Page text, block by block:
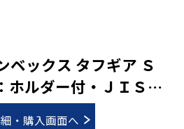
ベックス タフギア Ｓ
ホルダー付・ＪＩＳ適
・購入画面へ